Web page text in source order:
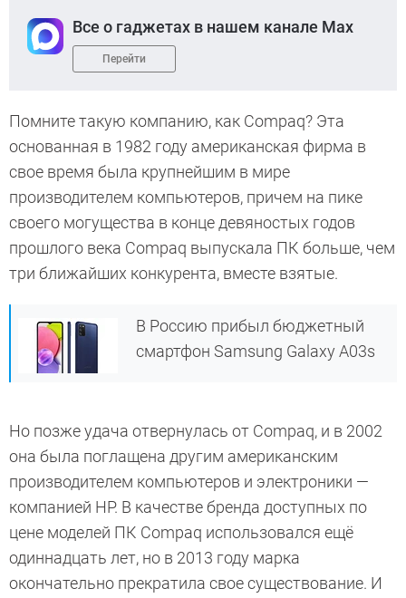
Все о гаджетах в нашем канале Max
Перейти
Помните такую компанию, как Compaq? Эта
основанная в 1982 году американская фирма в
свое время была крупнейшим в мире
производителем компьютеров, причем на пике
своего могущества в конце девяностых годов
прошлого века Compaq выпускала ПК больше, чем
три ближайших конкурента, вместе взятые.
В Россию прибыл бюджетный
смартфон Samsung Galaxy A03s
Но позже удача отвернулась от Compaq, и в 2002
она была поглащена другим американским
производителем компьютеров и электроники —
компанией HP. В качестве бренда доступных по
цене моделей ПК Compaq использовался ещё
одиннадцать лет, но в 2013 году марка
окончательно прекратила свое существование. И